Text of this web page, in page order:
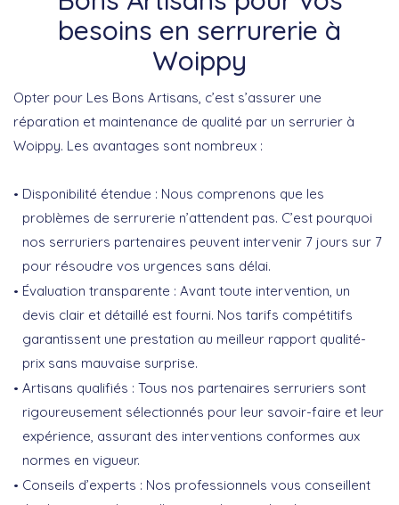
besoins en serrurerie à
Woippy
Opter pour Les Bons Artisans , c’est s’assurer une
réparation et maintenance de qualité par un serrurier à
Woippy. Les avantages sont nombreux :
Disponibilité étendue : Nous comprenons que les
problèmes de serrurerie n’attendent pas. C’est pourquoi
nos serruriers partenaires peuvent intervenir 7 jours sur 7
pour résoudre vos urgences sans délai.
Évaluation transparente : Avant toute intervention, un
devis clair et détaillé est fourni. Nos tarifs compétitifs
garantissent une prestation au meilleur rapport qualité-
prix sans mauvaise surprise.
Artisans qualifiés : Tous nos partenaires serruriers sont
rigoureusement sélectionnés pour leur savoir-faire et leur
expérience, assurant des interventions conformes aux
normes en vigueur.
Conseils d’experts : Nos professionnels vous conseillent